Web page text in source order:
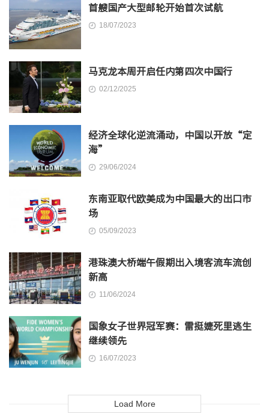
首艘国产大型邮轮开始首次试航
18/07/2023
马克龙本周开启任内第四次中国行
02/12/2025
经济全球化逆流涌动，中国以开放“定
海”
29/06/2024
东南亚取代欧美成为中国最大的出口市
场
05/09/2023
港珠澳大桥端午假期出入境客流车流创
新高
11/06/2024
国象女子世界冠军赛：雷挺婕死里逃生
继续领先
16/07/2023
Load More